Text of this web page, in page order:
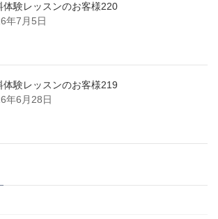
体験レッスンのお客様220
年7月5日
体験レッスンのお客様219
年6月28日